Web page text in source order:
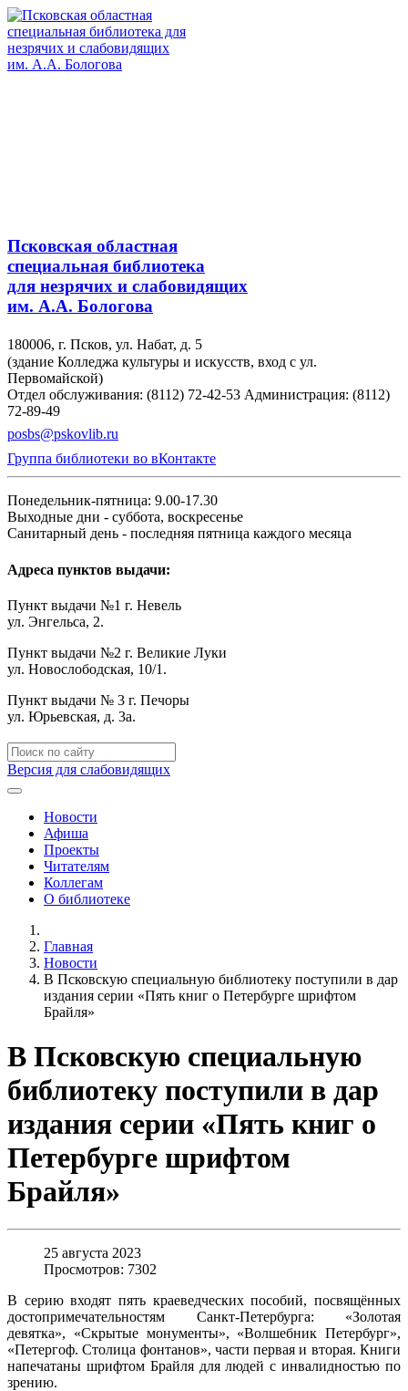
Псковская областная
специальная библиотека
для незрячих и слабовидящих
им. А.А. Бологова
180006, г. Псков, ул. Набат, д. 5
(здание Колледжа культуры и искусств, вход с ул.
Первомайской)
Отдел обслуживания: (8112) 72-42-53 Администрация: (8112)
72-89-49
posbs@pskovlib.ru
Группа библиотеки во вКонтакте
Понедельник-пятница: 9.00-17.30
Выходные дни - суббота, воскресенье
Санитарный день - последняя пятница каждого месяца
Адреса пунктов выдачи:
Пункт выдачи №1 г. Невель
ул. Энгельса, 2.
Пункт выдачи №2 г. Великие Луки
ул. Новослободская, 10/1.
Пункт выдачи № 3 г. Печоры
ул. Юрьевская, д. 3а.
Версия для слабовидящих
Новости
Афиша
Проекты
Читателям
Коллегам
О библиотеке
Главная
Новости
В Псковскую специальную библиотеку поступили в дар
издания серии «Пять книг о Петербурге шрифтом
Брайля»
В Псковскую специальную
библиотеку поступили в дар
издания серии «Пять книг о
Петербурге шрифтом
Брайля»
25 августа 2023
Просмотров: 7302
В серию входят пять краеведческих пособий, посвящённых
достопримечательностям Санкт-Петербурга: «Золотая
девятка», «Скрытые монументы», «Волшебник Петербург»,
«Петергоф. Столица фонтанов», части первая и вторая. Книги
напечатаны шрифтом Брайля для людей с инвалидностью по
зрению.